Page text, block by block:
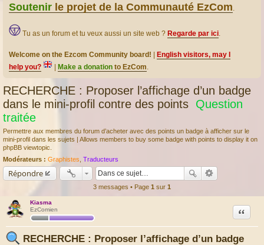
Soutenir le projet de la Communauté EzCom.
Tu as un forum et tu veux aussi un site web ? Regarde par ici.
Welcome on the Ezcom Community board!
English visitors, may I
help you?
Make a donation to EzCom.
RECHERCHE : Proposer l’affichage d’un badge
dans le mini-profil contre des points Question
traitée
Permettre aux membres du forum d’acheter avec des points un badge à afficher sur le
mini-profil dans les sujets | Allows members to buy some badge with points to display it on
phpBB viewtopic.
Modérateurs : Graphistes Traducteurs
Répondre
3 messages • Page 1 sur 1
Kiasma
EzComien
RECHERCHE : Proposer l’affichage d’un badge
Citation